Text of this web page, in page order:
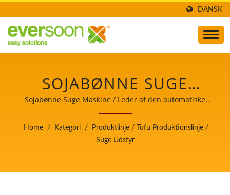
DANSK
SOJABØNNE SUGE
UDSTYR / LEDER AF
DEN AUTOMATISKE
TOFU- OG
Sojabønne Suge Maskine / Leder af den automatiske
tofu- og sojamælkefremstillingsmaskine med højeste
prioritet i fødevaresikkerhed.
Home / Kategori / Produktlinje / Tofu Produktionslinje /
Suge Udstyr